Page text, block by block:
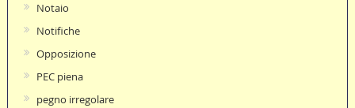
Notaio
Notifiche
Opposizione
PEC piena
pegno irregolare